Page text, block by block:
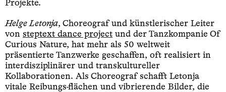
Projekte.
Helge Letonja, Choreograf und künstlerischer Leiter
von steptext dance project und der Tanzkompanie Of
Curious Nature, hat mehr als 50 weltweit
präsentierte Tanzwerke geschaffen, oft realisiert in
interdisziplinärer und transkultureller
Kollaborationen. Als Choreograf schafft Letonja
vitale Reibungs-flächen und vibrierende Bilder, die